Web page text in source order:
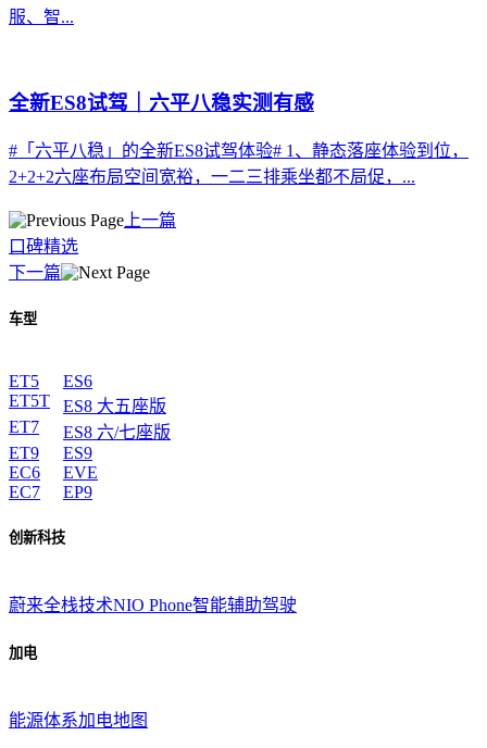
服、智...
全新ES8试驾｜六平八稳实测有感
#「六平八稳」的全新ES8试驾体验# 1、静态落座体验到位，
2+2+2六座布局空间宽裕，一二三排乘坐都不局促，...
上一篇
口碑精选
下一篇
车型
ET5
ET5T
ET7
ET9
EC6
EC7
ES6
ES8 大五座版
ES8 六/七座版
ES9
EVE
EP9
创新科技
蔚来全栈技术NIO Phone智能辅助驾驶
加电
能源体系加电地图